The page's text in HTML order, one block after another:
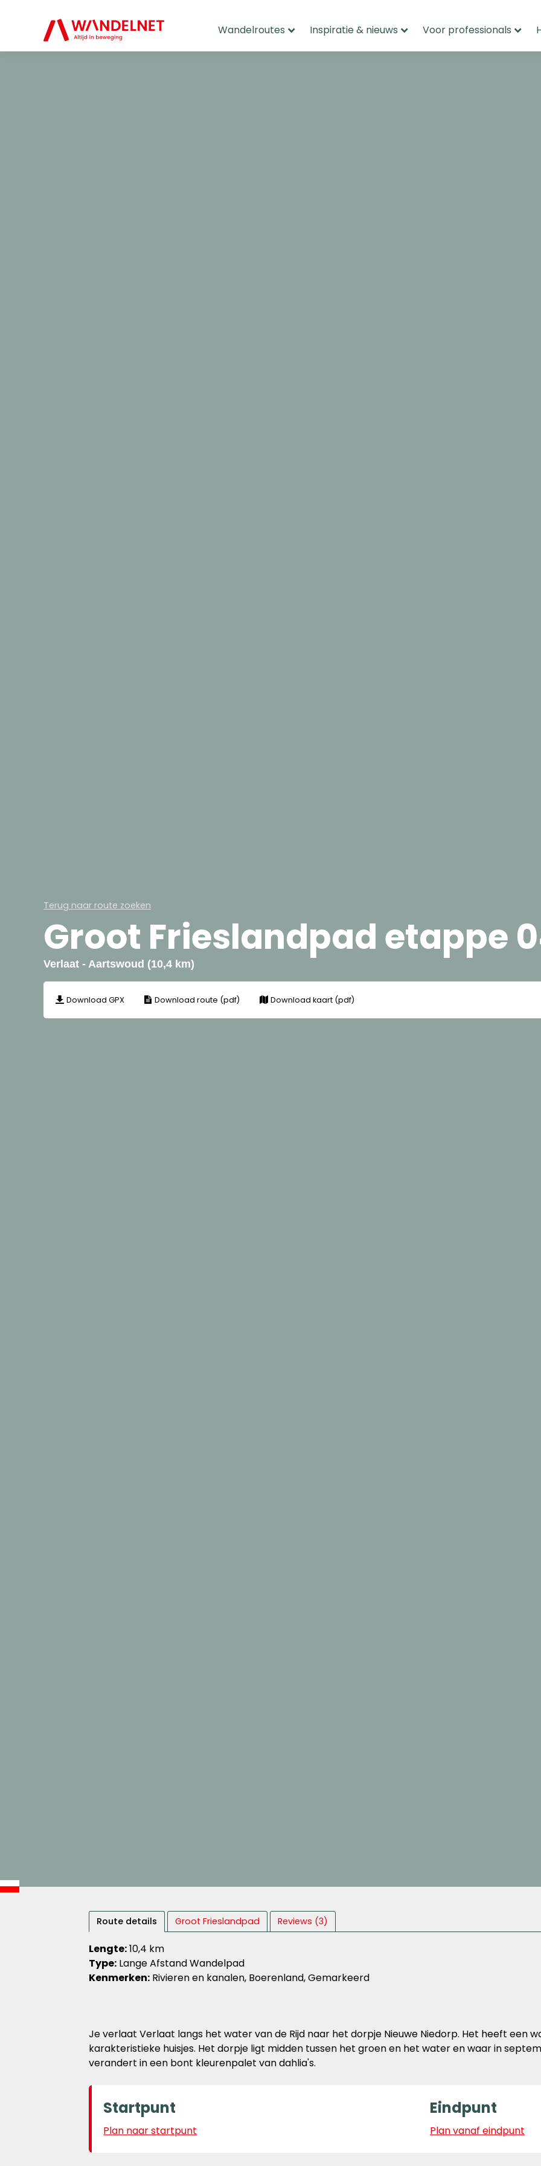
Wandelroutes Inspiratie & nieuws Voor professionals
Terug naar route zoeken
Groot Frieslandpad etappe
Verlaat - Aartswoud (10,4 km)
Download GPX Download route (pdf) Download kaart (pdf)
Route details Groot Frieslandpad Reviews (3)
Lengte:10,4 km
Type: Lange Afstand Wandelpad
Kenmerken: Rivieren en kanalen, Boerenland, Gemarkeerd
Je verlaat Verlaat langs het water van de Rijd naar het dorpje Nieuwe Niedorp. Het heeft een
karakteristieke huisjes. Het dorpje ligt midden tussen het groen en het water en waar in
verandert in een bont kleurenpalet van dahlia's.
Startpunt
Plan naar startpunt
Eindpunt
Plan vanaf eindpunt